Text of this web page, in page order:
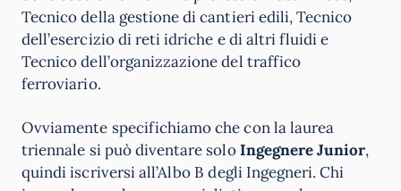
Tecnico della gestione di cantieri edili, Tecnico
dell’esercizio di reti idriche e di altri fluidi e
Tecnico dell’organizzazione del traffico
ferroviario.
Ovviamente specifichiamo che con la laurea
triennale si può diventare soloIngegnere Junior,
quindi iscriversi all’Albo B degli Ingegneri. Chi